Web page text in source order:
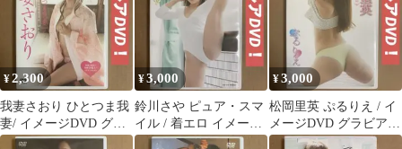
¥2,300
我妻さおり ひとつま我
妻/ イメージDVD グラ
ビアアイドルDVD 着エ
¥3,000
鈴川さや ピュア・スマ
イル / 着エロ イメージ
DVD グラビアアイドル
¥3,000
松岡里英 ぷるりえ / イ
メージDVD グラビアア
イドルDVD 着エロDVD